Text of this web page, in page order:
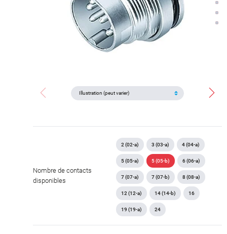
Nombre de contacts
disponibles
2 (02-a) 3 (03-a) 4 (04-a)
5 (05-a) 5 (05-b) 6 (06-a)
7 (07-a) 7 (07-b) 8 (08-a)
12 (12-a) 14 (14-b) 16
19 (19-a) 24